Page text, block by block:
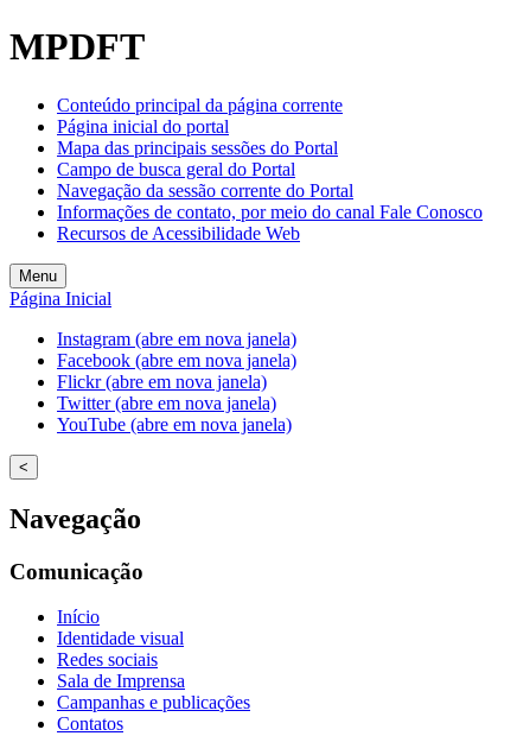
MPDFT
Conteúdo principal da página corrente
Página inicial do portal
Mapa das principais sessões do Portal
Campo de busca geral do Portal
Navegação da sessão corrente do Portal
Informações de contato, por meio do canal Fale Conosco
Recursos de Acessibilidade Web
Menu
Página Inicial
Instagram (abre em nova janela)
Facebook (abre em nova janela)
Flickr (abre em nova janela)
Twitter (abre em nova janela)
YouTube (abre em nova janela)
<
Navegação
Comunicação
Início
Identidade visual
Redes sociais
Sala de Imprensa
Campanhas e publicações
Contatos